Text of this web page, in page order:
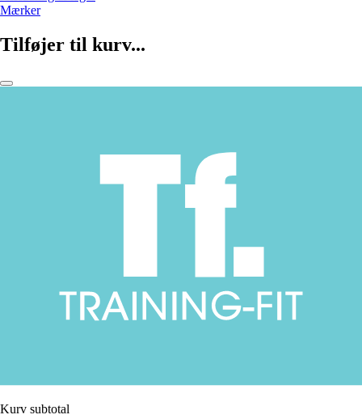
Mærker
Tilføjer til kurv...
Kurv subtotal